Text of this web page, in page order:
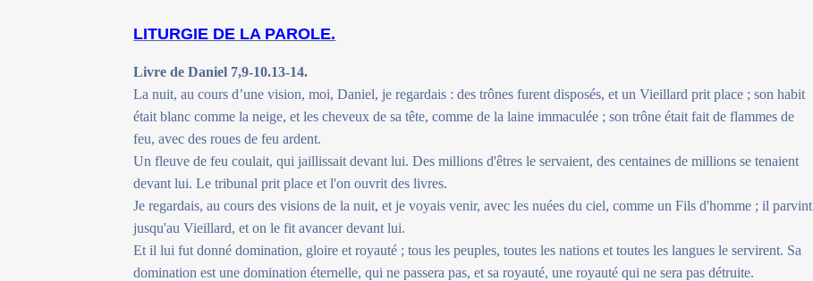
LITURGIE DE LA PAROLE.
Livre de Daniel 7,9-10.13-14.
La nuit, au cours d’une vision, moi, Daniel, je regardais : des trônes furent disposés, et un Vieillard prit place ; son habit
était blanc comme la neige, et les cheveux de sa tête, comme de la laine immaculée ; son trône était fait de flammes de
feu, avec des roues de feu ardent.
Un fleuve de feu coulait, qui jaillissait devant lui. Des millions d'êtres le servaient, des centaines de millions se tenaient
devant lui. Le tribunal prit place et l'on ouvrit des livres.
Je regardais, au cours des visions de la nuit, et je voyais venir, avec les nuées du ciel, comme un Fils d'homme ; il parvint
jusqu'au Vieillard, et on le fit avancer devant lui.
Et il lui fut donné domination, gloire et royauté ; tous les peuples, toutes les nations et toutes les langues le servirent. Sa
domination est une domination éternelle, qui ne passera pas, et sa royauté, une royauté qui ne sera pas détruite.